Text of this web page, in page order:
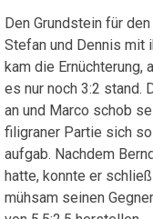
Den Grundstein für
Stefan und Dennis mit
kam die Ernüchterung,
es nur noch 3:2 stand.
an und Marco schob
filigraner Partie sich
aufgab. Nachdem
hatte, konnte er
mühsam seinen